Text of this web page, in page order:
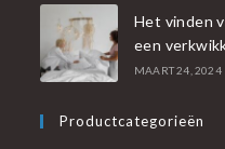
Het vinden
een
MAART 24, 2024
Productcategorieën